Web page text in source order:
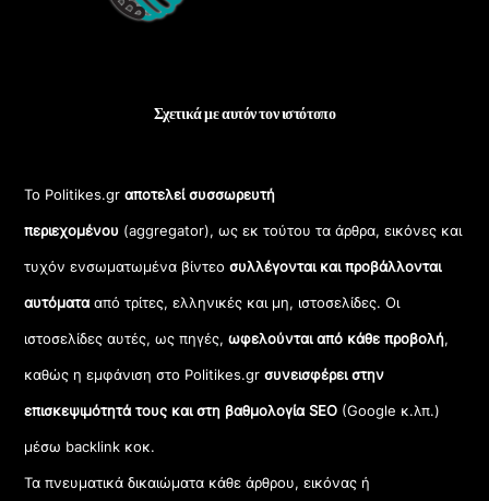
Σχετικά με αυτόν τον ιστότοπο
Το Politikes.grαποτελεί συσσωρευτή
περιεχομένου (aggregator), ως εκ τούτου τα άρθρα, εικόνες και
τυχόν ενσωματωμένα βίντεοσυλλέγονται και προβάλλονται
αυτόματααπό τρίτες, ελληνικές και μη, ιστοσελίδες. Οι
ιστοσελίδες αυτές, ως πηγές,ωφελούνται από κάθε προβολή,
καθώς η εμφάνιση στο Politikes.gr συνεισφέρει στην
επισκεψιμότητά τους και στη βαθμολογία SEO (Google κ.λπ.)
μέσω backlink κοκ.
Τα πνευματικά δικαιώματα κάθε άρθρου, εικόνας ή